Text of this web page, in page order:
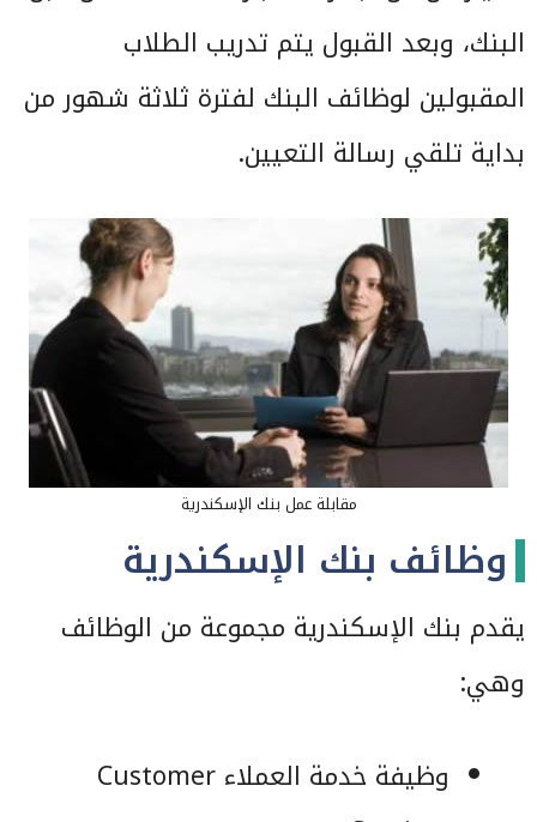
البنك، وبعد القبول يتم تدريب الطلاب
المقبولين لوظائف البنك لفترة ثلاثة شهور من
بداية تلقي رسالة التعيين.
مقابلة عمل بنك الإسكندرية
وظائف بنك الإسكندرية
يقدم بنك الإسكندرية مجموعة من الوظائف
وهي:
وظيفة خدمة العملاء Customer